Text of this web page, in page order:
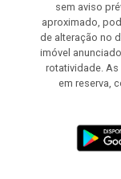
sem aviso
aproximado,
de alteração no
imóvel
rotatividade.
em reserva,